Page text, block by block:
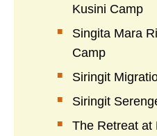
Kusini Camp
Singita Mara
Camp
Siringit
Siringit
The Retreat at